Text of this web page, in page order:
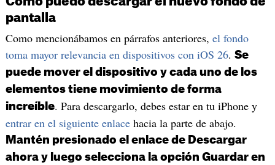
pantalla
Como mencionábamos en párrafos anteriores, el fondo
toma mayor relevancia en dispositivos con iOS 26. Se
puede mover el dispositivo y cada uno de los
elementos tiene movimiento de forma
increíble. Para descargarlo, debes estar en tu iPhone y
entrar en el siguiente enlacehacia la parte de abajo.
Mantén presionado el enlace de Descargar
ahora y luego selecciona la opción Guardar en